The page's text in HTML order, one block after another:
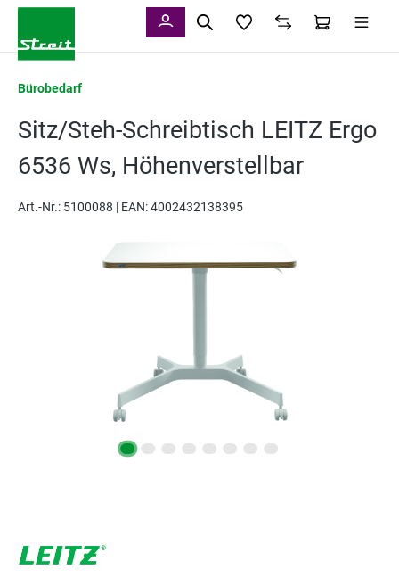
Bürobedarf
Sitz/Steh-Schreibtisch LEITZ Ergo
6536 Ws, Höhenverstellbar
Art.-Nr.: 5100088 | EAN: 4002432138395